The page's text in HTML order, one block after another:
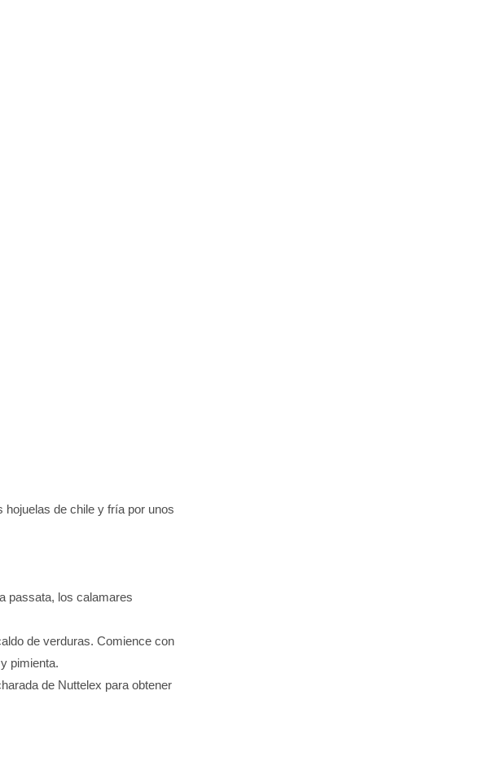
hojuelas de chile y fría por unos
passata, los calamares
de verduras. Comience con
pimienta.
de Nuttelex para obtener